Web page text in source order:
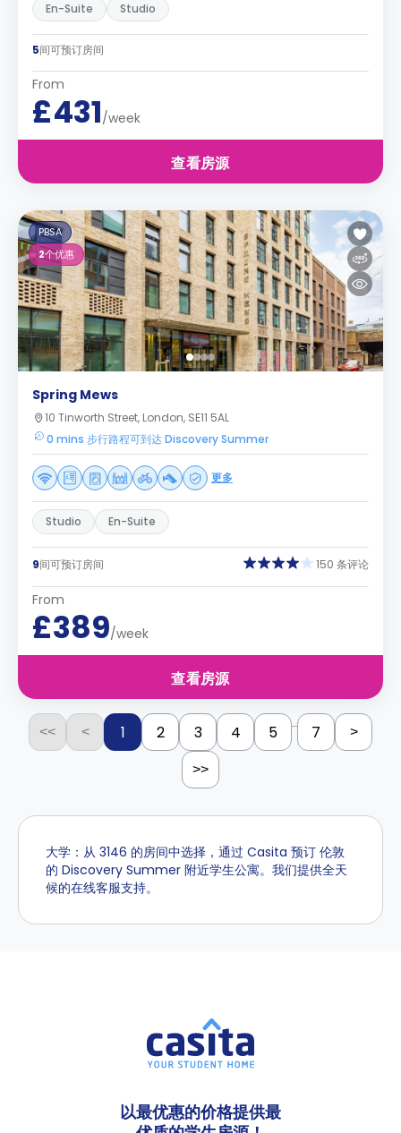
En-Suite Studio
5间可预订房间
From
£431/week
查看房源
PBSA
2个优惠
Spring Mews
10 Tinworth Street, London, SE11 5AL
0 mins 步行路程可到达 Discovery Summer
更多
Studio En-Suite
9间可预订房间 150 条评论
From
£389/week
查看房源
<< < 1 2 3 4 5 ... 7 >
>>
大学：从 3146 的房间中选择，通过 Casita 预订 伦敦
的 Discovery Summer 附近学生公寓。我们提供全天
候的在线客服支持。
以最优惠的价格提供最